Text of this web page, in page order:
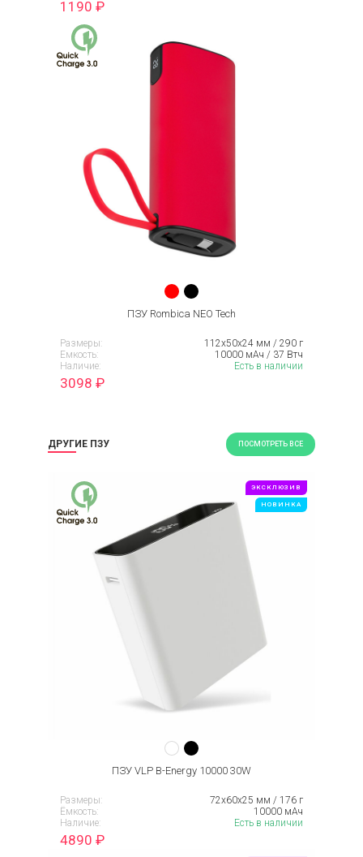
1190 ₽
ПЗУ Rombica NEO Tech
Размеры:
112х50х24 мм / 290 г
Емкость:
10000 мАч / 37 Втч
Наличие:
Есть в наличии
3098 ₽
ДРУГИЕ ПЗУ ПОСМОТРЕТЬ ВСЕ
ЭКСКЛЮЗИВ
НОВИНКА
ПЗУ VLP B-Energy 10000 30W
Размеры:
72х60х25 мм / 176 г
Ёмкость:
10000 мАч
Наличие:
Есть в наличии
4890 ₽